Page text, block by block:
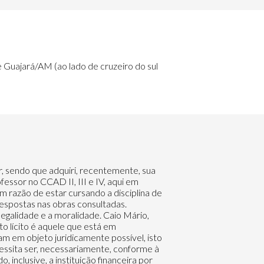
AM (ao lado de cruzeiro do sul
que adquiri, recentemente, sua
no CCAD II, III e IV, aqui em
razão de estar cursando a disciplina de
nas obras consultadas.
e a moralidade. Caio Mário,
lícito é aquele que está em
em objeto juridicamente possível, isto
ser, necessariamente, conforme à
inclusive, a instituição financeira por